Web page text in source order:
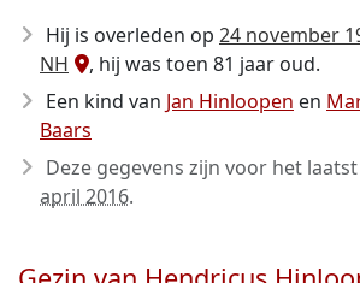
Hij is overleden op 24 november
NH
, hij was toen 81 jaar oud.
Een kind van Jan Hinloopen en
Baars
Deze gegevens zijn voor het
april 2016.